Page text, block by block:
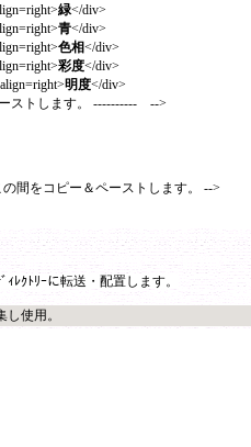
緑</div>
青</div>
色相</div>
彩度</div>
明度</div>
トします。 ---------- -->
をコピー＆ペーストします。 -->
ﾚｸﾄﾘｰに転送・配置します。
し使用。